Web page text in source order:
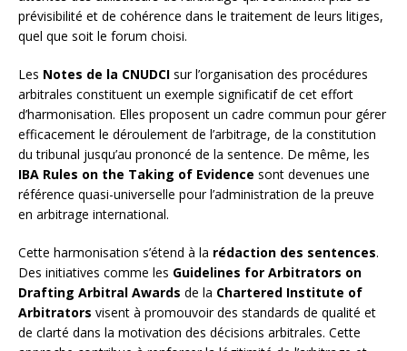
prévisibilité et de cohérence dans le traitement de leurs litiges,
quel que soit le forum choisi.
Les Notes de la CNUDCI sur l’organisation des procédures
arbitrales constituent un exemple significatif de cet effort
d’harmonisation. Elles proposent un cadre commun pour gérer
efficacement le déroulement de l’arbitrage, de la constitution
du tribunal jusqu’au prononcé de la sentence. De même, les
IBA Rules on the Taking of Evidence sont devenues une
référence quasi-universelle pour l’administration de la preuve
en arbitrage international.
Cette harmonisation s’étend à la rédaction des sentences.
Des initiatives comme les Guidelines for Arbitrators on
Drafting Arbitral Awards de la Chartered Institute of
Arbitrators visent à promouvoir des standards de qualité et
de clarté dans la motivation des décisions arbitrales. Cette